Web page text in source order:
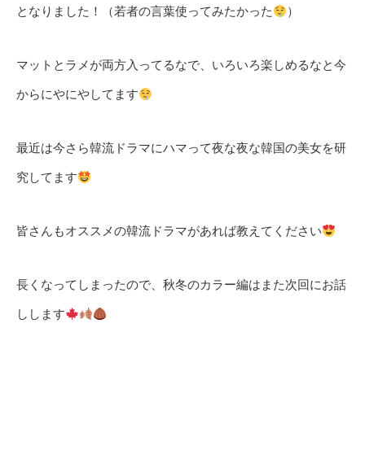
となりました！（若者の言葉使ってみたかった ）
マットとラメが両方入ってるなで、いろいろ楽しめるなと今
からにやにやしてます
最近は今さら韓流ドラマにハマって夜な夜な韓国の美女を研
究してます
皆さんもオススメの韓流ドラマがあれば教えてください
長くなってしまったので、秋冬のカラー編はまた次回にお話
しします